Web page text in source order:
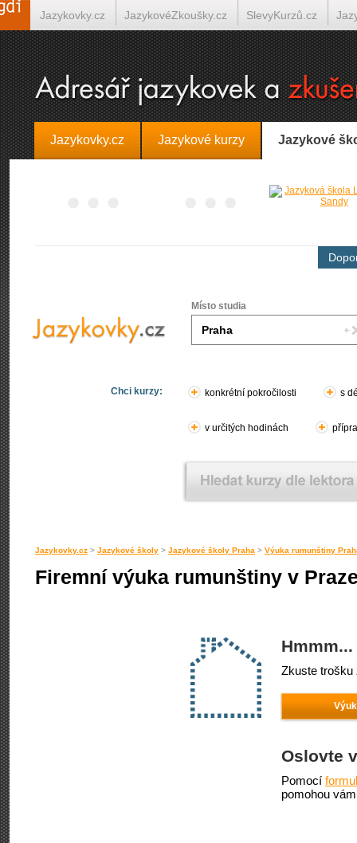
Jazykovky.cz Jazykové kurzy Jazykové
Místo studia
Chci kurzy: konkrétní pokročilosti s
v určitých hodinách
Jazykovky.cz > Jazykové školy > Jazykové školy Praha > Výuka rumunštiny
Firemní výuka rumunštiny v
Zkuste trošku
Oslovte
Pomocí
pomohou
Jazykovky.cz JazykovéZkoušky.cz SlevyKurzů.cz
Španělština on-line Italština on-line Tlumočení-